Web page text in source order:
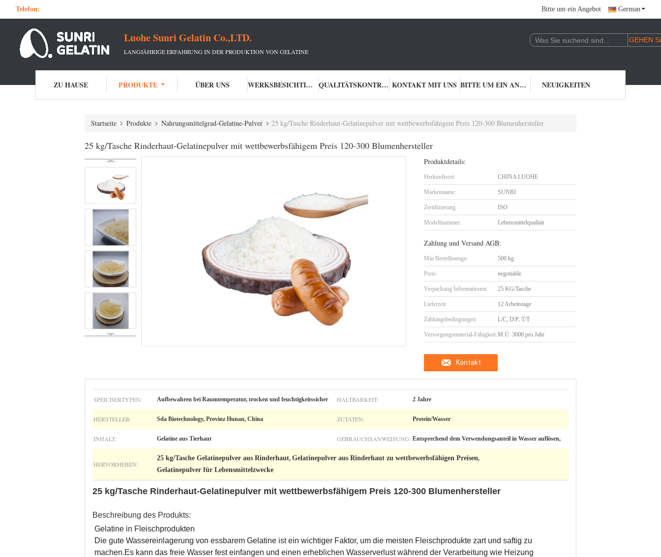
Telefon: Bitte um ein Angebot German
Luohe Sunri Gelatin Co.,LTD.
LANGJÄHRIGE ERFAHRUNG IN DER PRODUKTION VON GELATINE
ZU HAUSE PRODUKTE ÜBER UNS WERKSBESICHTIGUNG QUALITÄTSKONTROLLE KONTAKT MIT UNS BITTE UM EIN ANGEBOT NEUIGKEITEN
Startseite Produkte Nahrungsmittelgrad-Gelatine-Pulver 25 kg/Tasche Rinderhaut-Gelatinepulver mit wettbewerbsfähigem Preis 120-300 Blumenhersteller
25 kg/Tasche Rinderhaut-Gelatinepulver mit wettbewerbsfähigem Preis 120-300 Blumenhersteller
Produktdetails:
Herkunftsort: CHINA LUOHE
Markenname: SUNRI
Zertifizierung: ISO
Modellnummer: Lebensmittelqualität
Zahlung und Versand AGB:
Min Bestellmenge: 500 kg
Preis: negotiable
Verpackung Informationen: 25 KG/Tasche
Lieferzeit: 12 Arbeitstage
Zahlungsbedingungen: L/C, D/P, T/T
Versorgungsmaterial-Fähigkeit:M.Ü. 3000 pro Jahr
Kontakt
SPEICHERTYPEN: Aufbewahren bei Raumtemperatur, trocken und feuchtigkeitssicher HALTBARKEIT: 2 Jahre
HERSTELLER: Sda Biotechnology, Provinz Hunan, China ZUTATEN: Protein/Wasser
INHALT: Gelatine aus Tierhaut GEBRAUCHSANWEISUNG: Entsprechend dem Verwendungsanteil in Wasser auflösen,
HERVORHEBEN:
25 kg/Tasche Gelatinepulver aus Rinderhaut, Gelatinepulver aus Rinderhaut zu wettbewerbsfähigen Preisen,
Gelatinepulver für Lebensmittelzwecke
25 kg/Tasche Rinderhaut-Gelatinepulver mit wettbewerbsfähigem Preis 120-300 Blumenhersteller
Beschreibung des Produkts:
Gelatine in Fleischprodukten
Die gute Wassereinlagerung von essbarem Gelatine ist ein wichtiger Faktor, um die meisten Fleischprodukte zart und saftig zu
machen.Es kann das freie Wasser fest einfangen und einen erheblichen Wasserverlust während der Verarbeitung wie Heizung